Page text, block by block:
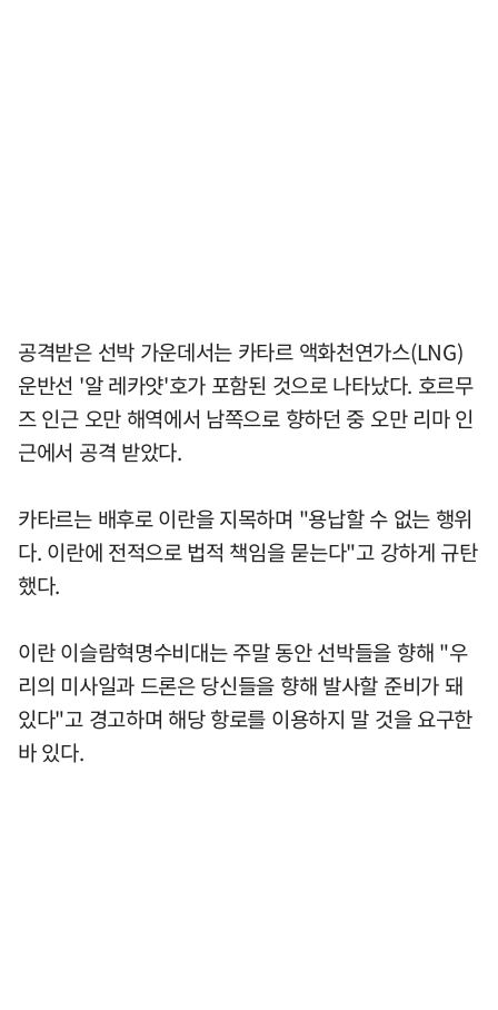
공격받은 선박 가운데서는 카타르 액화천연가스(LNG)
운반선 '알 레카얏'호가 포함된 것으로 나타났다. 호르무
즈 인근 오만 해역에서 남쪽으로 향하던 중 오만 리마 인
근에서 공격 받았다.
카타르는 배후로 이란을 지목하며 "용납할 수 없는 행위
다. 이란에 전적으로 법적 책임을 묻는다"고 강하게 규탄
했다.
이란 이슬람혁명수비대는 주말 동안 선박들을 향해 "우
리의 미사일과 드론은 당신들을 향해 발사할 준비가 돼
있다"고 경고하며 해당 항로를 이용하지 말 것을 요구한
바 있다.